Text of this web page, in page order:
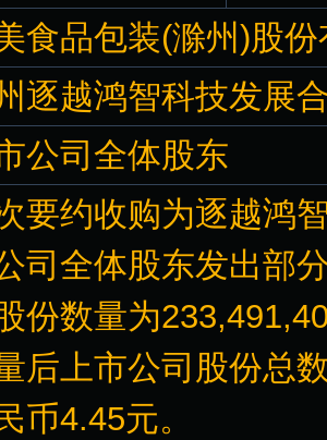
食品包装(滁州)股
逐越鸿智科技发展
公司全体股东
要约收购为逐越鸿
司全体股东发出部
份数量为
后上市公司股份总
币4.45元。